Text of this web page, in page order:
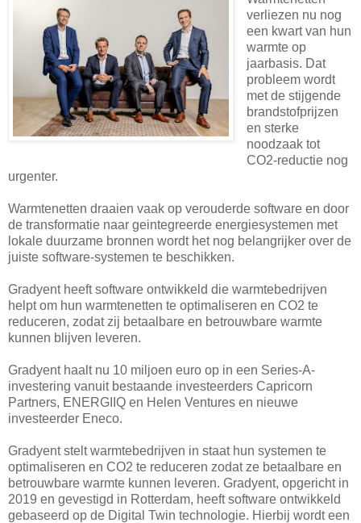
verliezen nu nog
een kwart van hun
warmte op
jaarbasis. Dat
probleem wordt
met de stijgende
brandstofprijzen
en sterke
noodzaak tot
CO2-reductie nog
urgenter.
Warmtenetten draaien vaak op verouderde software en door
de transformatie naar geintegreerde energiesystemen met
lokale duurzame bronnen wordt het nog belangrijker over de
juiste software-systemen te beschikken.
Gradyent heeft software ontwikkeld die warmtebedrijven
helpt om hun warmtenetten te optimaliseren en CO2 te
reduceren, zodat zij betaalbare en betrouwbare warmte
kunnen blijven leveren.
Gradyent haalt nu 10 miljoen euro op in een Series-A-
investering vanuit bestaande investeerders Capricorn
Partners, ENERGIIQ en Helen Ventures en nieuwe
investeerder Eneco.
Gradyent stelt warmtebedrijven in staat hun systemen te
optimaliseren en CO2 te reduceren zodat ze betaalbare en
betrouwbare warmte kunnen leveren. Gradyent, opgericht in
2019 en gevestigd in Rotterdam, heeft software ontwikkeld
gebaseerd op de Digital Twin technologie. Hierbij wordt een